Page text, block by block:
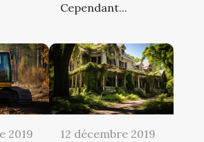
Cependant...
2019
12 décembre 2019